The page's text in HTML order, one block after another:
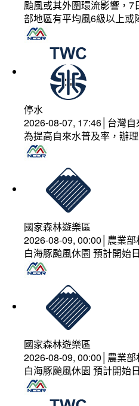
颱風或其外圍環流影響，
部地區有平均風6級以上
停水
2026-08-07, 17:46│台灣自
為提高自來水普及率，辦
國家森林遊樂區
2026-08-09, 00:00│農業
白海豚颱風休園 預計開始
國家森林遊樂區
2026-08-09, 00:00│農業
白海豚颱風休園 預計開始